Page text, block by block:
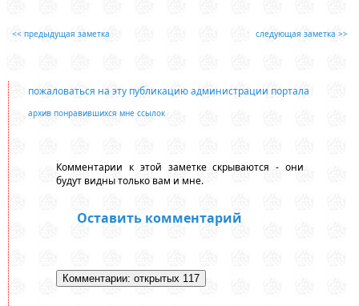
<< предыдущая заметка следующая заметка >>
пожаловаться на эту публикацию администрации портала
архив понравившихся мне ссылок
Комментарии к этой заметке скрываются - они
будут видны только вам и мне.
Оставить комментарий